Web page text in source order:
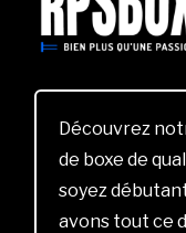
Découvrez
de boxe de
soyez
avons tout ce